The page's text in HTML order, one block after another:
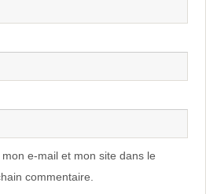
e-mail et mon site dans le
commentaire.